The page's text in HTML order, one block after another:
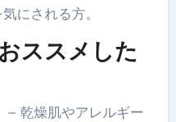
にされる方。
ススメした
– 乾燥肌やアレルギー